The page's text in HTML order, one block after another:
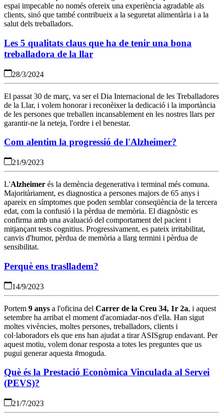
espai impecable no només ofereix una experiència agradable als
clients, sinó que també contribueix a la seguretat alimentària i a la
salut dels treballadors.
Les 5 qualitats claus que ha de tenir una bona
treballadora de la llar
28/3/2024
El passat 30 de març, va ser el Dia Internacional de les Treballadores
de la Llar, i volem honorar i reconèixer la dedicació i la importància
de les persones que treballen incansablement en les nostres llars per
garantir-ne la neteja, l'ordre i el benestar.
Com alentim la progressió de l'Alzheimer?
21/9/2023
L'Alzheimer és la demència degenerativa i terminal més comuna.
Majoritàriament, es diagnostica a persones majors de 65 anys i
apareix en símptomes que poden semblar conseqüència de la tercera
edat, com la confusió i la pèrdua de memòria. El diagnòstic es
confirma amb una avaluació del comportament del pacient i
mitjançant tests cognitius. Progressivament, es pateix irritabilitat,
canvis d'humor, pèrdua de memòria a llarg termini i pèrdua de
sensibilitat.
Perquè ens traslladem?
14/9/2023
Portem 9 anys a l'oficina del Carrer de la Creu 34, 1r 2a, i aquest
setembre ha arribat el moment d'acomiadar-nos d'ella. Han sigut
moltes vivències, moltes persones, treballadors, clients i
col·laboradors els que ens han ajudat a tirar ASISgrup endavant. Per
aquest motiu, volem donar resposta a totes les preguntes que us
pugui generar aquesta #moguda.
Què és la Prestació Econòmica Vinculada al Servei
(PEVS)?
21/7/2023